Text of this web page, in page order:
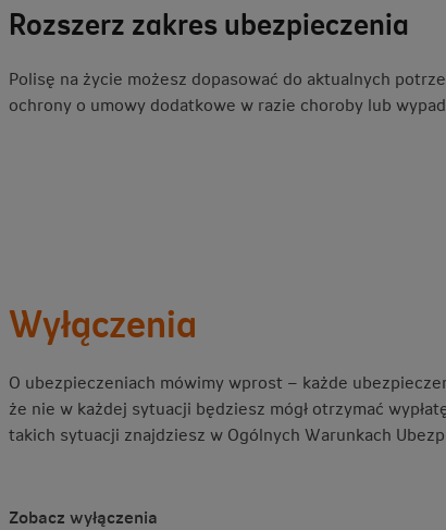
Rozszerz zakres ubezpieczenia
Polisę na życie możesz dopasować do aktualnych
ochrony o umowy dodatkowe w razie choroby lub
Wyłączenia
O ubezpieczeniach mówimy wprost – każde
że nie w każdej sytuacji będziesz mógł otrzymać
takich sytuacji znajdziesz w Ogólnych Warunkach
Zobacz wyłączenia